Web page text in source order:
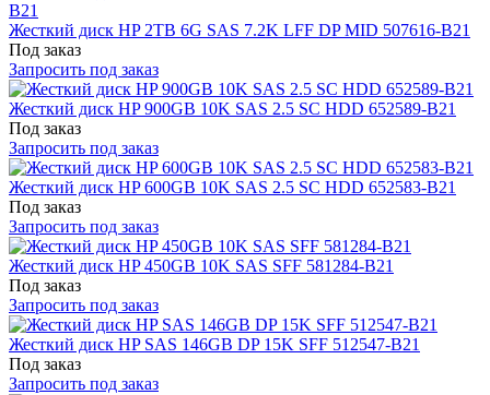
Жесткий диск HP 2TB 6G SAS 7.2K LFF DP MID 507616-B21
Под заказ
Запросить под заказ
Жесткий диск HP 900GB 10K SAS 2.5 SC HDD 652589-B21
Под заказ
Запросить под заказ
Жесткий диск HP 600GB 10K SAS 2.5 SC HDD 652583-B21
Под заказ
Запросить под заказ
Жесткий диск HP 450GB 10K SAS SFF 581284-B21
Под заказ
Запросить под заказ
Жесткий диск HP SAS 146GB DP 15K SFF 512547-B21
Под заказ
Запросить под заказ